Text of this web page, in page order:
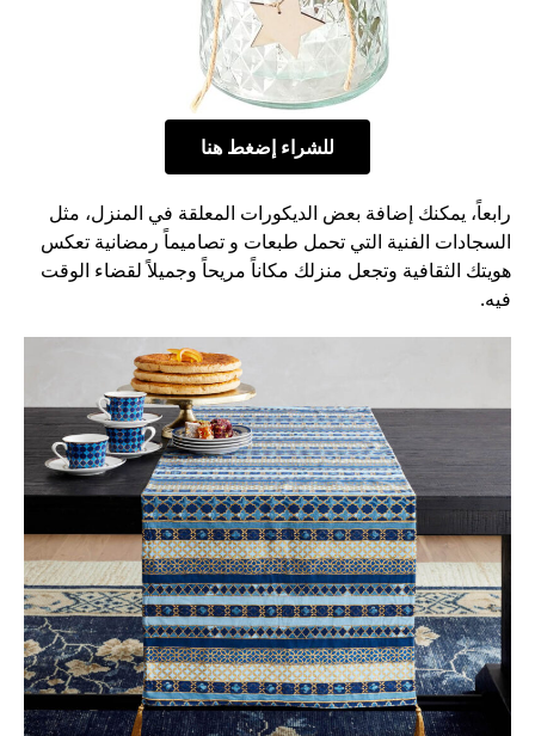
للشراء إضغط هنا
رابعاً، يمكنك إضافة بعض الديكورات المعلقة في المنزل، مثل
السجادات الفنية التي تحمل طبعات و تصاميماً رمضانية تعكس
هويتك الثقافية وتجعل منزلك مكاناً مريحاً وجميلاً لقضاء الوقت
فيه.